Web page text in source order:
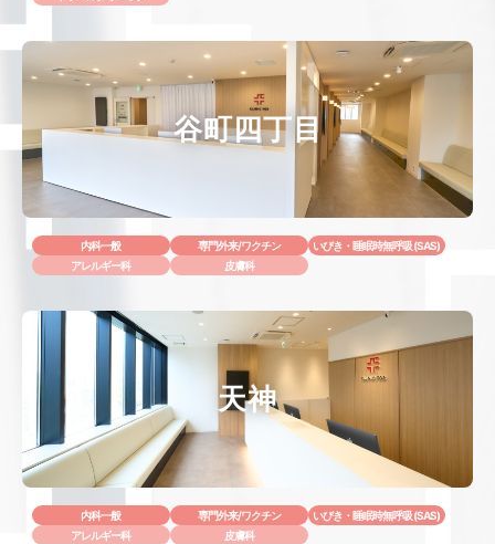
谷町四丁目
内科一般 専門外来/ワクチン
いびき・睡眠時無呼吸 (SAS)
アレルギー科
皮膚科
天神
内科一般 専門外来/ワクチン
いびき・睡眠時無呼吸 (SAS)
アレルギー科
皮膚科